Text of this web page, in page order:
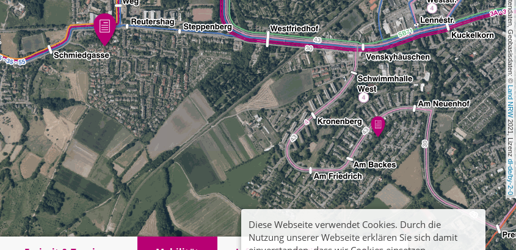
, Kartendaten, Geobasisdaten: ©
Land NRW
2021, Lizenz
dl-de/by-2-0
Diese Webseite verwendet Cookies. Durch die
Nutzung unserer Webseite erklären Sie sich damit